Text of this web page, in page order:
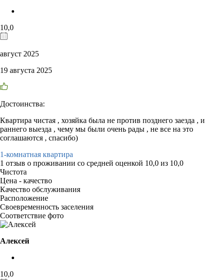
10,0
август 2025
19 августа 2025
Достоинства:
Квартира чистая , хозяйка была не против позднего заезда , и
раннего выезда , чему мы были очень рады , не все на это
соглашаются , спасибо)
1-комнатная квартира
1 отзыв о проживании со средней оценкой 10,0 из 10,0
Чистота
Цена - качество
Качество обслуживания
Расположение
Своевременность заселения
Соответствие фото
Алексей
10,0